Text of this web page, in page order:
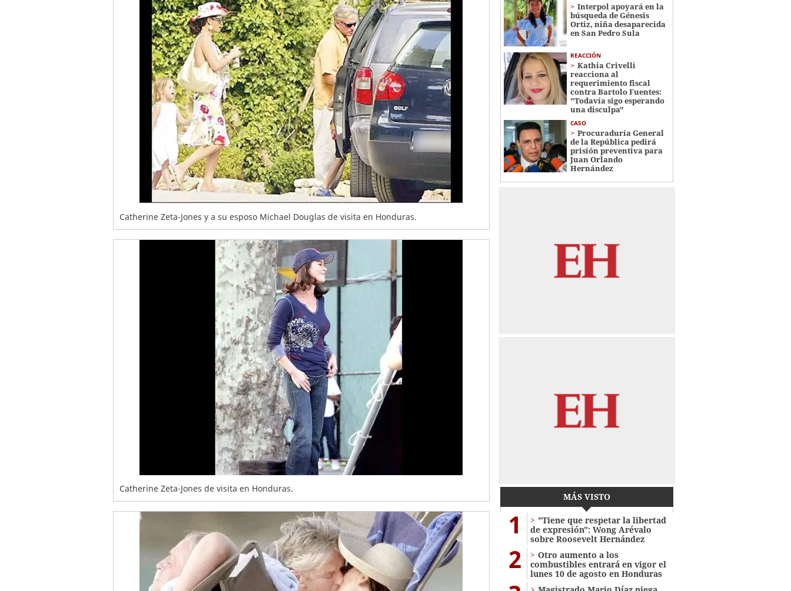
Catherine Zeta-Jones y a su esposo Michael Douglas de visita en Honduras.
Catherine Zeta-Jones de visita en Honduras.
Interpol apoyará en la
búsqueda de Génesis
Ortiz, niña desaparecida
en San Pedro Sula
REACCIÓN
Kathia Crivelli
reacciona al
requerimiento fiscal
contra Bartolo Fuentes:
"Todavía sigo esperando
una disculpa"
CASO
Procuraduría General
de la República pedirá
prisión preventiva para
Juan Orlando
Hernández
MÁS VISTO
1
"Tiene que respetar la libertad
de expresión": Wong Arévalo
sobre Roosevelt Hernández
2
Otro aumento a los
combustibles entrará en vigor el
lunes 10 de agosto en Honduras